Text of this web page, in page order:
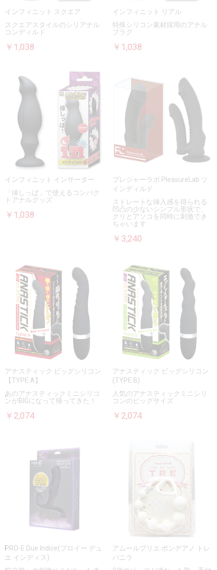
インフィニット スクエア
スクエアスタイルのシリアナル
コンディルド
￥1,038
インフィニット リアル
特殊シリコン素材採用のアナル
プラグ
￥1,038
インフィニット インサーター
「挿しっぱ」で使えるコンパク
トアナルグッズ
￥1,038
プレジャーラボ PleasureLab ツ
インディルド
ストレートな挿入感を得られる
凹凸の少ないシンプル形状で、
クリとアソコを同時に刺激でき
ちゃいます
￥3,240
アナスティック ビッグシリコン
【TYPE A】
あのアナスティックミニシリコ
ンがBIGになって帰ってきた！
￥2,074
アナスティック ビッグシリコン
(TYPE B)
人気のアナスティックミニシリ
コンのビッグサイズ
￥2,074
PRO-E Due Indice(プロイー デュ
エ インディス)
アムールブリエ ポンデアノ トレ
バニラ